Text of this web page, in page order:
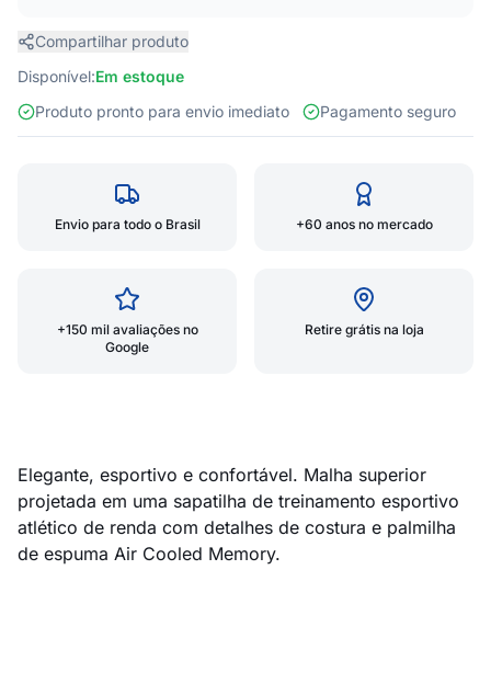
Compartilhar produto
Disponível:Em estoque
Produto pronto para envio imediato
Pagamento seguro
Envio para todo o Brasil +60 anos no mercado
+150 mil avaliações no
Google
Retire grátis na loja
Elegante, esportivo e confortável. Malha superior
projetada em uma sapatilha de treinamento esportivo
atlético de renda com detalhes de costura e palmilha
de espuma Air Cooled Memory.